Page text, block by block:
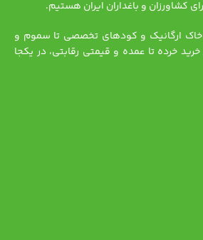
کشاورزان و باغداران ایران هستیم.
خاک ارگانیک و کودهای تخصصی تا سموم و
خرید خرده تا عمده و قیمتی رقابتی، در یکجا